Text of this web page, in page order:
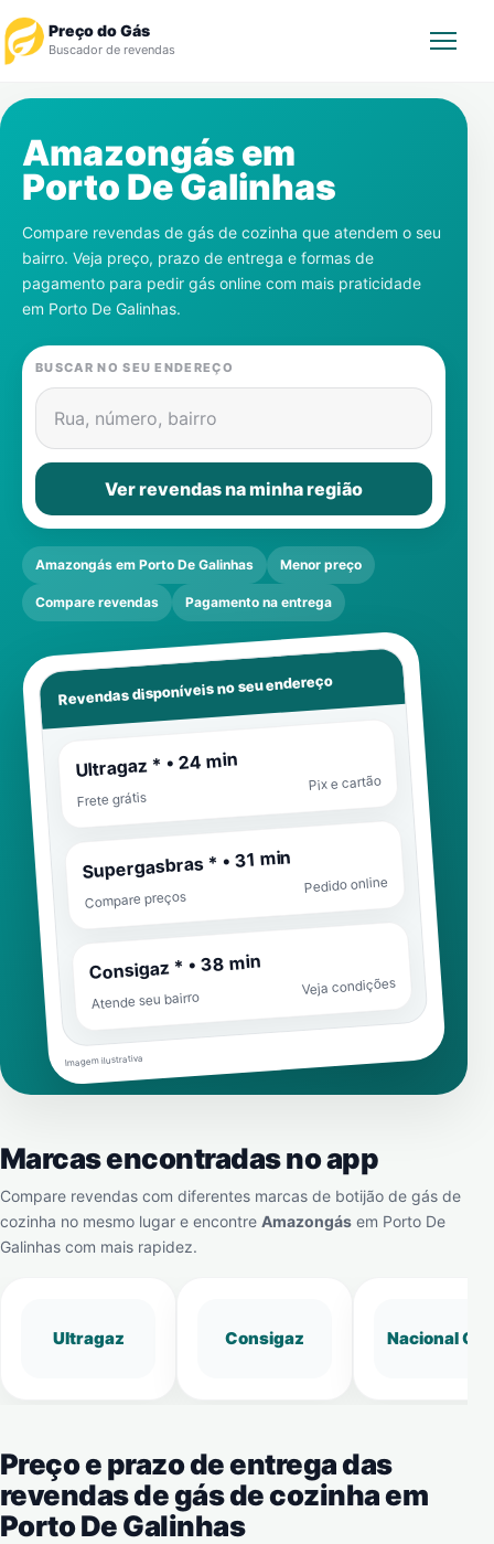
Preço do Gás
Buscador de revendas
Revendedor
Notícias
Cadastre-se
Gás
Contatos
Amazongás em
Porto De Galinhas
Compare revendas de gás de cozinha que atendem o seu
bairro. Veja preço, prazo de entrega e formas de
pagamento para pedir gás online com mais praticidade
em Porto De Galinhas.
BUSCAR NO SEU ENDEREÇO
Rua, número, bairro
Ver revendas na minha região
Amazongás em Porto De Galinhas Menor preço
Compare revendas Pagamento na entrega
Revendas disponíveis no seu endereço
Ultragaz * • 24 min
Frete grátis
Pix e cartão
Supergasbras * • 31 min
Compare preços
Pedido online
Consigaz * • 38 min
Atende seu bairro
Veja condições
Imagem ilustrativa
Marcas encontradas no app
Compare revendas com diferentes marcas de botijão de gás de
cozinha no mesmo lugar e encontre Amazongás em Porto De
Galinhas com mais rapidez.
Ultragaz Consigaz Nacional Gás
Preço e prazo de entrega das
revendas de gás de cozinha em
Porto De Galinhas